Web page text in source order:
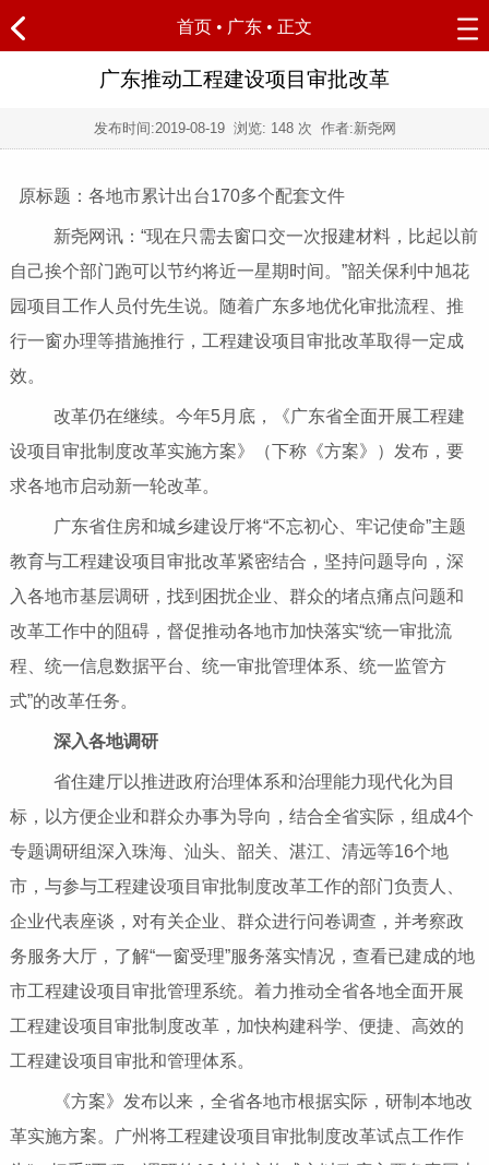
首页 • 广东 • 正文
广东推动工程建设项目审批改革
发布时间:2019-08-19浏览: 148 次 作者:新尧网
原标题：各地市累计出台170多个配套文件
新尧网讯：“现在只需去窗口交一次报建材料，比起以前
自己挨个部门跑可以节约将近一星期时间。”韶关保利中旭花
园项目工作人员付先生说。随着广东多地优化审批流程、推
行一窗办理等措施推行，工程建设项目审批改革取得一定成
效。
改革仍在继续。今年5月底，《广东省全面开展工程建
设项目审批制度改革实施方案》（下称《方案》）发布，要
求各地市启动新一轮改革。
广东省住房和城乡建设厅将“不忘初心、牢记使命”主题
教育与工程建设项目审批改革紧密结合，坚持问题导向，深
入各地市基层调研，找到困扰企业、群众的堵点痛点问题和
改革工作中的阻碍，督促推动各地市加快落实“统一审批流
程、统一信息数据平台、统一审批管理体系、统一监管方
式”的改革任务。
深入各地调研
省住建厅以推进政府治理体系和治理能力现代化为目
标，以方便企业和群众办事为导向，结合全省实际，组成4个
专题调研组深入珠海、汕头、韶关、湛江、清远等16个地
市，与参与工程建设项目审批制度改革工作的部门负责人、
企业代表座谈，对有关企业、群众进行问卷调查，并考察政
务服务大厅，了解“一窗受理”服务落实情况，查看已建成的地
市工程建设项目审批管理系统。着力推动全省各地全面开展
工程建设项目审批制度改革，加快构建科学、便捷、高效的
工程建设项目审批和管理体系。
《方案》发布以来，全省各地市根据实际，研制本地改
革实施方案。广州将工程建设项目审批制度改革试点工作作